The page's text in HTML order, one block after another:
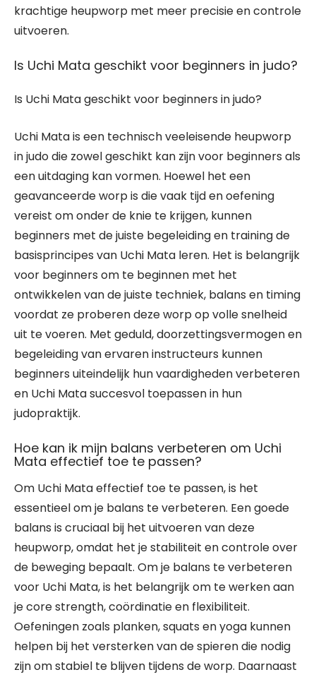
krachtige heupworp met meer precisie en controle
uitvoeren.
Is Uchi Mata geschikt voor beginners in judo?
Is Uchi Mata geschikt voor beginners in judo?
Uchi Mata is een technisch veeleisende heupworp
in judo die zowel geschikt kan zijn voor beginners als
een uitdaging kan vormen. Hoewel het een
geavanceerde worp is die vaak tijd en oefening
vereist om onder de knie te krijgen, kunnen
beginners met de juiste begeleiding en training de
basisprincipes van Uchi Mata leren. Het is belangrijk
voor beginners om te beginnen met het
ontwikkelen van de juiste techniek, balans en timing
voordat ze proberen deze worp op volle snelheid
uit te voeren. Met geduld, doorzettingsvermogen en
begeleiding van ervaren instructeurs kunnen
beginners uiteindelijk hun vaardigheden verbeteren
en Uchi Mata succesvol toepassen in hun
judopraktijk.
Hoe kan ik mijn balans verbeteren om Uchi
Mata effectief toe te passen?
Om Uchi Mata effectief toe te passen, is het
essentieel om je balans te verbeteren. Een goede
balans is cruciaal bij het uitvoeren van deze
heupworp, omdat het je stabiliteit en controle over
de beweging bepaalt. Om je balans te verbeteren
voor Uchi Mata, is het belangrijk om te werken aan
je core strength, coördinatie en flexibiliteit.
Oefeningen zoals planken, squats en yoga kunnen
helpen bij het versterken van de spieren die nodig
zijn om stabiel te blijven tijdens de worp. Daarnaast